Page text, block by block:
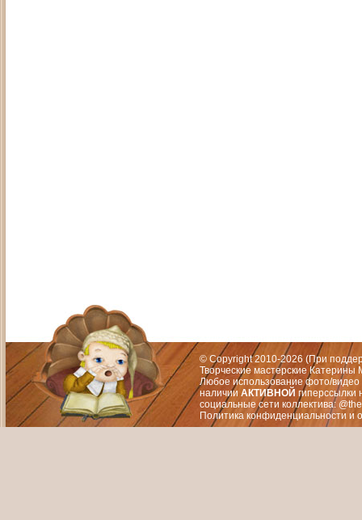
© Copyright 2010-2026 (При
Творческие мастерские
Любое использование фото/видео
наличии АКТИВНОЙ гиперссылки
социальные сети коллектива:
Политика конфиденциальности и